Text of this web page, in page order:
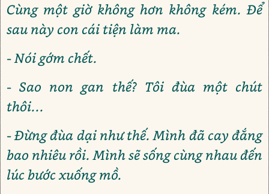
Cùng một giờ không hơn không kém. Để
sau này con cái tiện làm ma.
- Nói gớm chết.
- Sao non gan thế? Tôi đùa một chút
thôi...
- Đừng đùa dại như thế. Mình đã cay đắng
bao nhiêu rồi. Mình sẽ sống cùng nhau đến
lúc bước xuống mồ.